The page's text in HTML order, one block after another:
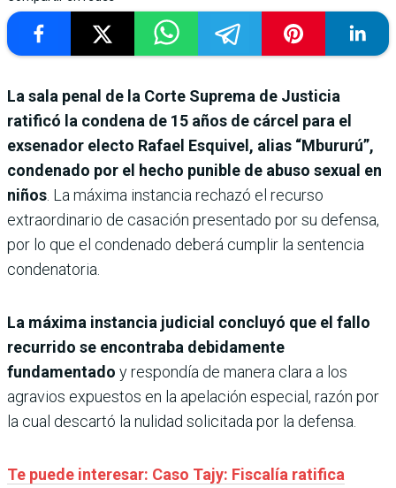
La sala penal de la Corte Suprema de Justicia
ratificó la condena de 15 años de cárcel para el
exsenador electo Rafael Esquivel, alias “Mbururú”,
condenado por el hecho punible de abuso sexual en
niños . La máxima instancia rechazó el recurso
extraordinario de casación presentado por su defensa,
por lo que el condenado deberá cumplir la sentencia
condenatoria.
La máxima instancia judicial concluyó que el fallo
recurrido se encontraba debidamente
fundamentado y respondía de manera clara a los
agravios expuestos en la apelación especial, razón por
la cual descartó la nulidad solicitada por la defensa.
Te puede interesar: Caso Tajy: Fiscalía ratifica